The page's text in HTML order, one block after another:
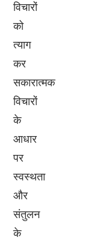
विचारों
को
त्याग
कर
सकारात्मक
विचारों
के
आधार
पर
स्वस्थता
और
संतुलन
के